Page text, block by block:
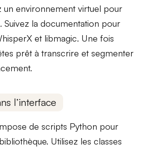
unenvironnement virtuel pour
Suivez la documentation pour
et libmagic. Une fois
prêt à transcrire et segmenter
l’interface
de scripts Python pour
Utilisez les classes